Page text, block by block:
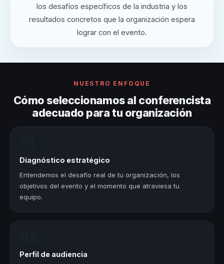
los desafíos específicos de la industria y los
resultados concretos que la organización espera
lograr con el evento.
NUESTRO ENFOQUE
Cómo seleccionamos al conferencista
adecuado para tu organización
Diagnóstico estratégico
Entendemos el desafío real de tu organización, los
objetivos del evento y el momento que atraviesa tu
equipo.
Perfil de audiencia